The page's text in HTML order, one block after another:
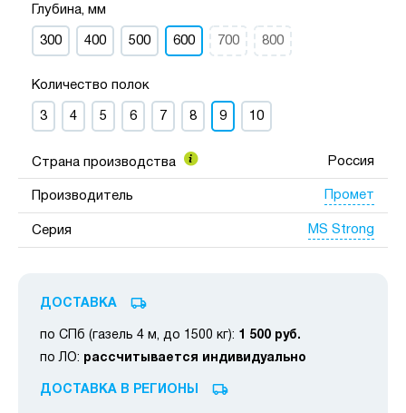
Глубина, мм
300 400 500 600 700 800
Количество полок
3 4 5 6 7 8 9 10
Страна производства Россия
Производитель Промет
Серия MS Strong
ДОСТАВКА
по СПб (газель 4 м, до 1500 кг): 1 500 руб.
по ЛО: рассчитывается индивидуально
ДОСТАВКА В РЕГИОНЫ